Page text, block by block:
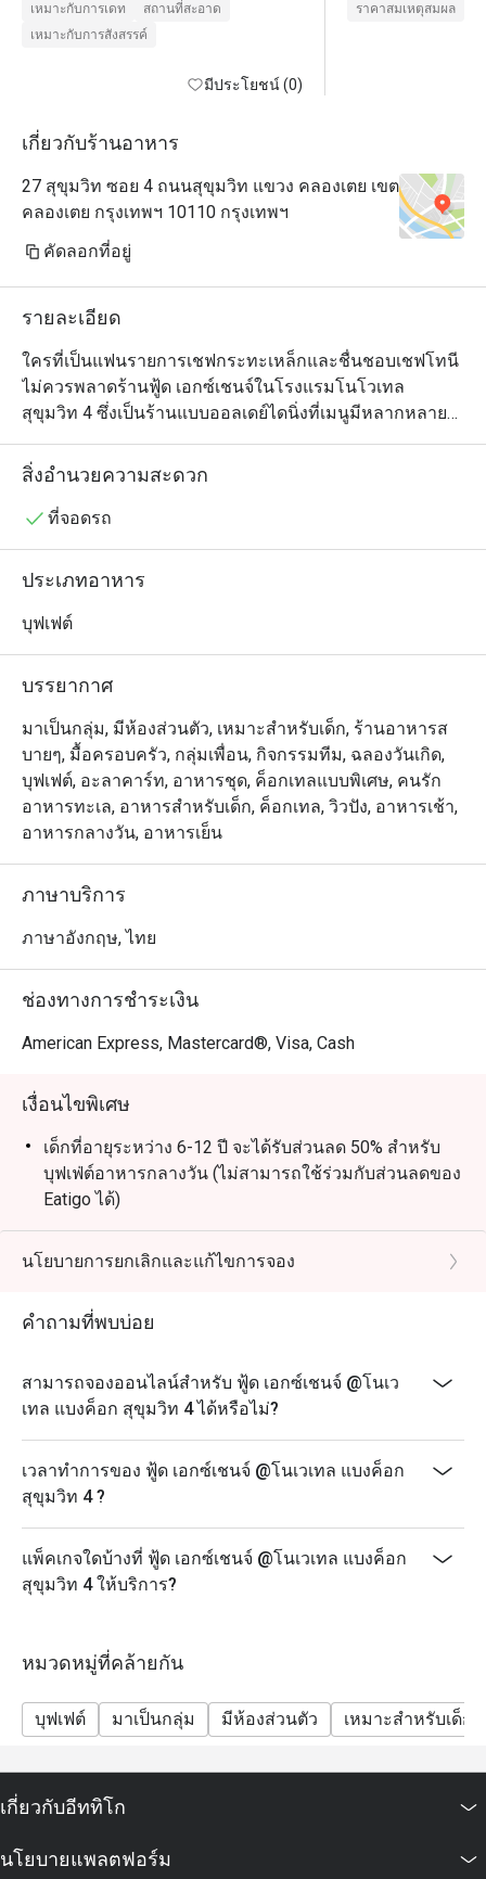
เหมาะกับการเดท
สถานที่สะอาด
เหมาะกับการสังสรรค์
มีประโยชน์ (0)
ราคาสมเหตุสมผล
เกี่ยวกับร้านอาหาร
27 สุขุมวิท ซอย 4 ถนนสุขุมวิท แขวง คลองเตย เขต
คลองเตย กรุงเทพฯ 10110 กรุงเทพฯ
คัดลอกที่อยู่
รายละเอียด
ใครที่เป็นแฟนรายการเชฟกระทะเหล็กและชื่นชอบเชฟโทนี
ไม่ควรพลาดร้านฟู้ด เอกซ์เชนจ์ในโรงแรมโนโวเทล
สุขุมวิท 4 ซึ่งเป็นร้านแบบออลเดย์ไดนิ่งที่เมนูมีหลากหลาย
ทั้งอาหารตะวันตกและเอเชียพร้อมเสิร์ฟให้ทานกันได้ตลอด
ทั้งวัน รวมถึงมีตัวเลือกทั้งแบบบุฟเฟ่ต์และอลาคาร์ท แต่
ไทยที่นำเสนอได้อย่างมีเอกลักษณ์ ผสมผสานความโมเดิร์น
จะเป็นข้าวซอย แกงเผ็ดเป็ดย่าง หรือเมนูซีฟู้ดต่างๆ
สิ่งอำนวยความสะดวก
ที่จอดรถ
ประเภทอาหาร
บุฟเฟต์
บรรยากาศ
มาเป็นกลุ่ม, มีห้องส่วนตัว, เหมาะสำหรับเด็ก, ร้านอาหารส
บายๆ, มื้อครอบครัว, กลุ่มเพื่อน, กิจกรรมทีม, ฉลองวันเกิด,
บุฟเฟต์, อะลาคาร์ท, อาหารชุด, ค็อกเทลแบบพิเศษ, คนรัก
อาหารทะเล, อาหารสำหรับเด็ก, ค็อกเทล, วิวปัง, อาหารเช้า,
อาหารกลางวัน, อาหารเย็น
ภาษาบริการ
ภาษาอังกฤษ, ไทย
ช่องทางการชำระเงิน
American Express, Mastercard®, Visa, Cash
เงื่อนไขพิเศษ
เด็กที่อายุระหว่าง 6-12 ปี จะได้รับส่วนลด 50% สำหรับ
บุฟเฟ่ต์อาหารกลางวัน (ไม่สามารถใช้ร่วมกับส่วนลดของ
Eatigo ได้)
06:00 - 10:00 น.: อเมริกันเบรคฟาสต์ (ABF)
11:00 - 12:00 น.: เมนูอะลาคาร์ต
12:00 - 15:00 น.: เมนูอะลาคาร์ต (เสาร์ - อาทิตย์)
นโยบายการยกเลิกและแก้ไขการจอง
คำถามที่พบบ่อย
สามารถจองออนไลน์สำหรับ ฟู้ด เอกซ์เชนจ์ @โนเว
เทล แบงค็อก สุขุมวิท 4 ได้หรือไม่?
เวลาทำการของ ฟู้ด เอกซ์เชนจ์ @โนเวเทล แบงค็อก
สุขุมวิท 4 ?
แพ็คเกจใดบ้างที่ ฟู้ด เอกซ์เชนจ์ @โนเวเทล แบงค็อก
สุขุมวิท 4 ให้บริการ?
หมวดหมู่ที่คล้ายกัน
บุฟเฟต์ มาเป็นกลุ่ม มีห้องส่วนตัว เหมาะสำหรับเด็ก
เกี่ยวกับอีททิโก
นโยบายแพลตฟอร์ม